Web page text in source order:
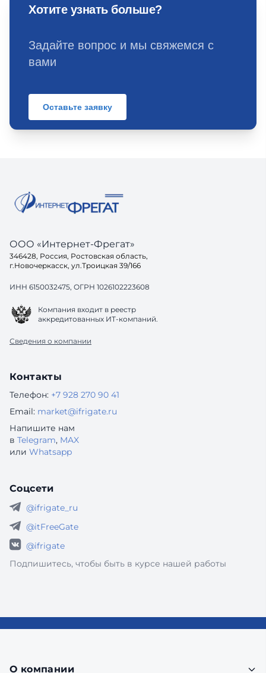
Хотите узнать больше?
Задайте вопрос и мы свяжемся с
вами
Оставьте заявку
ООО «Интернет-Фрегат»
346428, Россия, Ростовская область,
г.Новочеркасск, ул.Троицкая 39/166
ИНН 6150032475, ОГРН 1026102223608
Компания входит в реестр
аккредитованных ИТ-компаний.
Сведения о компании
Контакты
Телефон: +7 928 270 90 41
Email: market@ifrigate.ru
Напишите нам
в Telegram, MAX
или Whatsapp
Соцсети
@ifrigate_ru
@itFreeGate
@ifrigate
Подпишитесь, чтобы быть в курсе нашей работы
О компании